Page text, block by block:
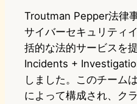
Troutman Pepper法律
サイバーセキュリティ
括的な法的サービスを
Incidents +
しました。このチーム
によって構成され、ク